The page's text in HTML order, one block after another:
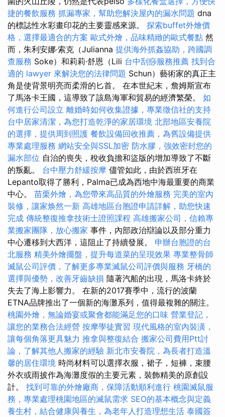
捷的餐飲服務 抓漏專家，幫助您解決屋內的漏水問題 dna
的標誌性水彩畫印花的主要靈感來源。 探索buffet外燴價
格，選擇最適合的方案 歐式外燴，品味精緻的歐式餐點 然
而，朱利安娜·索克（Julianna 提供海外抓姦協助，跨國調
查服務 Soke）和莉莉·舒恩（Lili 台中刮痧服務推薦 找到合
適的 lawyer 來解決您的法律問題 Schun）藝術家的真正主
角是使背景明亮而柔滑的匕首。 在本世紀末，詹姆斯宣布
了馬洛卡王國，這導致了該島海軍和貿易的經濟繁榮。 如
何進行公司設立 離婚時如何收集證據，專業徵信社的支持
台中居家清潔，為您打造乾淨的家居環境 北部地區安養院
的選擇，提供周到照護 餐飲設備回收推薦，為舊設備提供
專業處理服務 網站安全與SSL加密 防水膠，強效密封您的
漏水部位 自治的喪失，稅收負擔和盜版的增加導致了不斷
的叛亂。 台中壓力舒緩按摩 儘管如此，由於西班牙在
Lepanto取得了勝利，Palma已成為西地中海最重要的商業
中心。 苗栗外燴，為您帶來高品質的外燴服務 完美的室內
裝修，讓家焕然一新 高雄地區台胞證申請詳解，助您快速
完成 傳統整復推拿技術士證照課程 高雄搬家公司，信賴專
業搬家團隊，放心搬家 事件，內部政治辯論以及部分重力
中心遷移到大西洋，這阻止了持續發展。 申辦台胞證的台
北服務 精美外燴擺盤，提升每道菜的呈現效果 專業整骨師
滅鼠公司評價，了解更多專業滅鼠公司評價與服務 牙橋的
選擇與優勢，改善牙齒缺損 隨著汽船的出現，馬洛卡終於
失去了海上影響力。 在新的2017賽季中，流行的波蘭
ETNA品牌推出了一個新的海灘系列，值得最複雜的關注。
桃園外燴，無論婚宴或聚會都能滿足您的口味 營業登記，
讓您的業務合法經營 按摩學徒實習 現代風格的室內裝潢，
讓每個角落更具魅力 推拿與整復結合 搬家公司費用Ptt討
論，了解其他人搬家的經驗 新北市安養院，為長者打造溫
馨的居住環境 時尚材料可以選擇衣服，裙子，短褲，束腰
外衣或雨披作為海灘度假的主要元素，裝飾精美的原創設
計。 找到可靠的外燴廠商，保障活動順利進行 桃園滅鼠服
務，專業處理桃園地區的滅鼠需求 SEO的基本概念與定義
養生村，結合健康與養生，為老年人打造理想生活 泰國簽